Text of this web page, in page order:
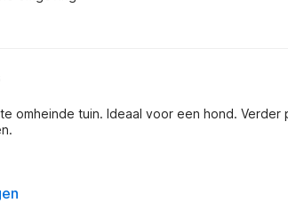
omheinde tuin. Ideaal voor een hond.